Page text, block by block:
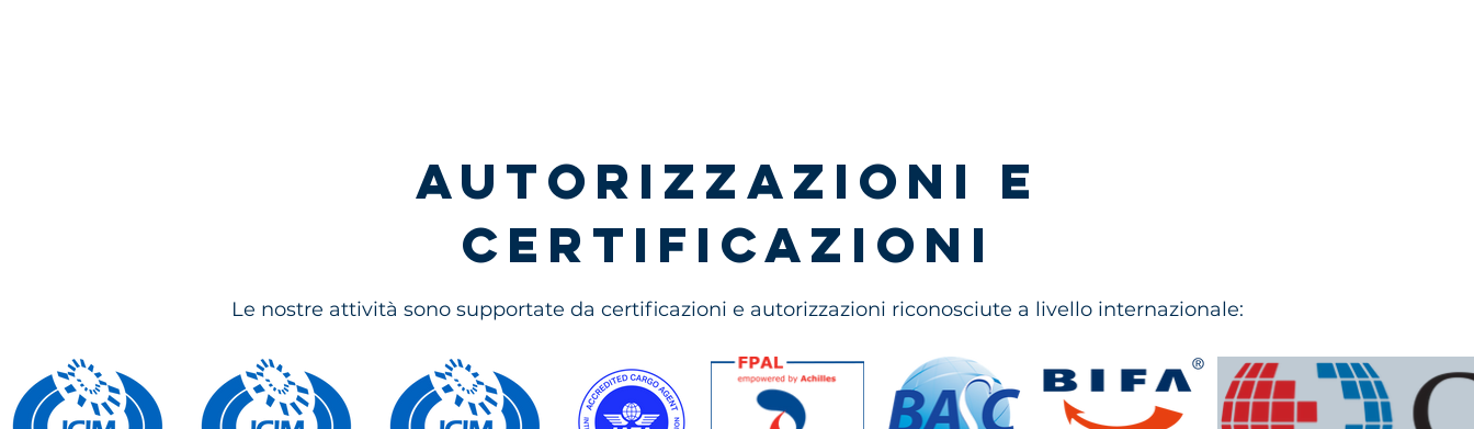
Autorizzazioni e
certificazioni
Le nostre attività sono supportate da certificazioni e autorizzazioni riconosciute a livello internazionale: